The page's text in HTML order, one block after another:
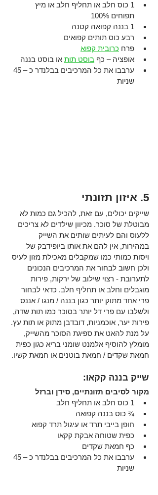
1 כוס חלב או תחליף חלב או מיץ
תפוחים 100%
1 בננה קפואה קטנה
רבע כוס תותים קפואים
פרח כרובית קפוא
אופציה – כף בוסט תות או בוסט בננה
שניות
5. איזון תזונתי
שייקים יכולים, עם זאת, להכיל גם כמות לא
מבוטלת של סוכר. מכיוון שילדים לא צריכים
ללעוס והם לעיתים שותים את השייק
במהירות, אין להם את אותו ביופידבק של
ויסות כמותי כמו שמקבלים מאכילת מזון לעיס
ולכן חשוב לבחור את המרכיבים הנכונים
לתערובת - רצוי שילוב של ירקות, פירות
מוגבלים וחלב או תחליף חלב. כדאי לבחור
פרי אחד מתוק יותר כגון בננה / מנגו / אננס
ולשלבו עם פרי דל יותר בסוכר כמו תות שדה,
פירות יער, אוכמניות, דובדבן מתוק או תות עץ.
על מנת להאט את ספיגת הסוכר מהשייק,
מומלץ להוסיף אלמנט שומני בריא כגון כפית
חמאת שקדים / חמאת בוטנים או חמאת קשיו.
שייק בננה קקאו:
מקור לסיבים תזונתיים, סידן וברזל
1 כוס חלב או תחליף חלב
¾ כוס בננה קפואה
חופן בייבי תרד או עיגול תרד קפוא
כפית שטוחה אבקת קקאו
כף חמאת שקדים
שניות